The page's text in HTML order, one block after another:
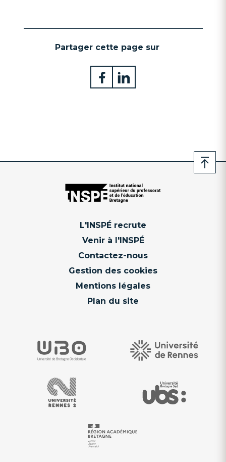
Partager cette page sur
L'INSPÉ recrute
Venir à l'INSPÉ
Contactez-nous
Gestion des cookies
Mentions légales
Plan du site